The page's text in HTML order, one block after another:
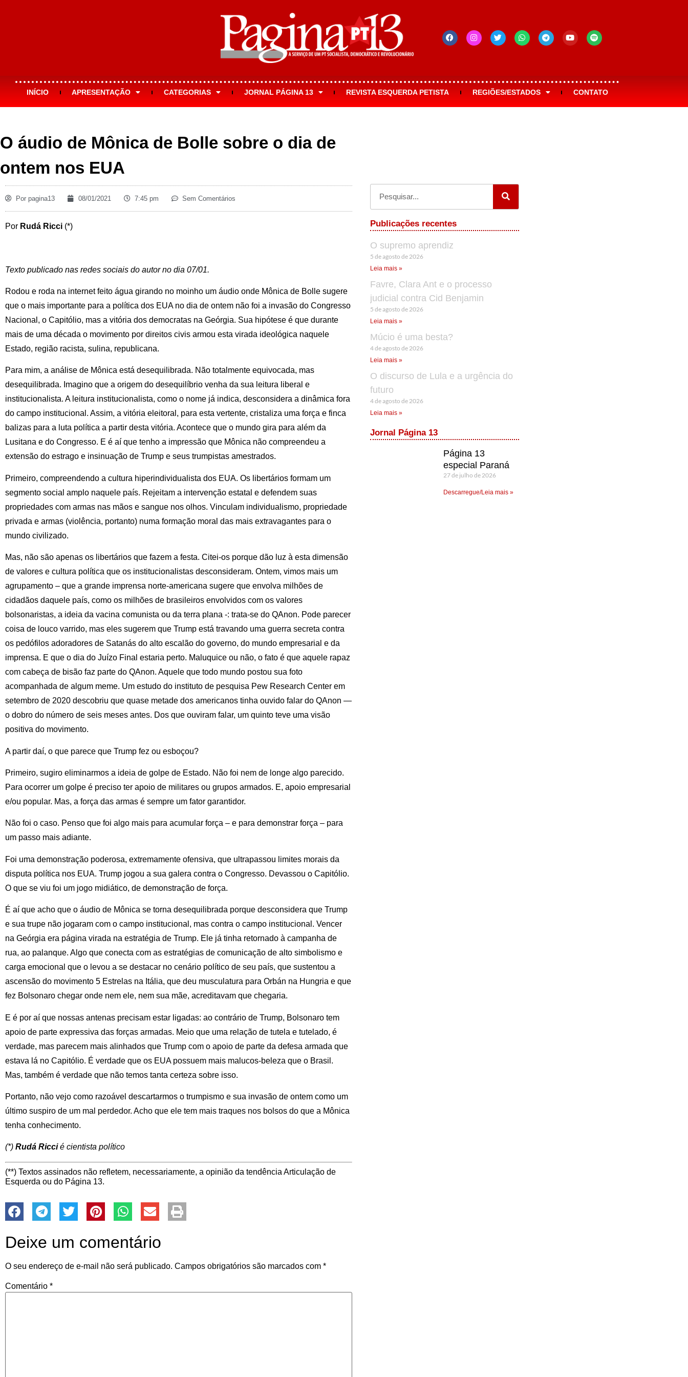
INÍCIO APRESENTAÇÃO CATEGORIAS JORNAL PÁGINA 13 REVISTA ESQUERDA PETISTA REGIÕES/ESTADOS CONTATO
O áudio de Mônica de Bolle sobre o dia de
ontem nos EUA
Por pagina13 08/01/2021 7:45 pm Sem Comentários
Por Rudá Ricci (*)
Texto publicado nas redes sociais do autor no dia 07/01.
Rodou e roda na internet feito água girando no moinho um áudio onde Mônica de Bolle sugere
que o mais importante para a política dos EUA no dia de ontem não foi a invasão do Congresso
Nacional, o Capitólio, mas a vitória dos democratas na Geórgia. Sua hipótese é que durante
mais de uma década o movimento por direitos civis armou esta virada ideológica naquele
Estado, região racista, sulina, republicana.
Para mim, a análise de Mônica está desequilibrada. Não totalmente equivocada, mas
desequilibrada. Imagino que a origem do desequilíbrio venha da sua leitura liberal e
institucionalista. A leitura institucionalista, como o nome já indica, desconsidera a dinâmica fora
do campo institucional. Assim, a vitória eleitoral, para esta vertente, cristaliza uma força e finca
balizas para a luta política a partir desta vitória. Acontece que o mundo gira para além da
Lusitana e do Congresso. E é aí que tenho a impressão que Mônica não compreendeu a
extensão do estrago e insinuação de Trump e seus trumpistas amestrados.
Primeiro, compreendendo a cultura hiperindividualista dos EUA. Os libertários formam um
segmento social amplo naquele país. Rejeitam a intervenção estatal e defendem suas
propriedades com armas nas mãos e sangue nos olhos. Vinculam individualismo, propriedade
privada e armas (violência, portanto) numa formação moral das mais extravagantes para o
mundo civilizado.
Mas, não são apenas os libertários que fazem a festa. Citei-os porque dão luz à esta dimensão
de valores e cultura política que os institucionalistas desconsideram. Ontem, vimos mais um
agrupamento – que a grande imprensa norte-americana sugere que envolva milhões de
cidadãos daquele país, como os milhões de brasileiros envolvidos com os valores
bolsonaristas, a ideia da vacina comunista ou da terra plana -: trata-se do QAnon. Pode parecer
coisa de louco varrido, mas eles sugerem que Trump está travando uma guerra secreta contra
os pedófilos adoradores de Satanás do alto escalão do governo, do mundo empresarial e da
imprensa. E que o dia do Juízo Final estaria perto. Maluquice ou não, o fato é que aquele rapaz
com cabeça de bisão faz parte do QAnon. Aquele que todo mundo postou sua foto
acompanhada de algum meme. Um estudo do instituto de pesquisa Pew Research Center em
setembro de 2020 descobriu que quase metade dos americanos tinha ouvido falar do QAnon —
o dobro do número de seis meses antes. Dos que ouviram falar, um quinto teve uma visão
positiva do movimento.
A partir daí, o que parece que Trump fez ou esboçou?
Primeiro, sugiro eliminarmos a ideia de golpe de Estado. Não foi nem de longe algo parecido.
Para ocorrer um golpe é preciso ter apoio de militares ou grupos armados. E, apoio empresarial
e/ou popular. Mas, a força das armas é sempre um fator garantidor.
Não foi o caso. Penso que foi algo mais para acumular força – e para demonstrar força – para
um passo mais adiante.
Foi uma demonstração poderosa, extremamente ofensiva, que ultrapassou limites morais da
disputa política nos EUA. Trump jogou a sua galera contra o Congresso. Devassou o Capitólio.
O que se viu foi um jogo midiático, de demonstração de força.
É aí que acho que o áudio de Mônica se torna desequilibrada porque desconsidera que Trump
e sua trupe não jogaram com o campo institucional, mas contra o campo institucional. Vencer
na Geórgia era página virada na estratégia de Trump. Ele já tinha retornado à campanha de
rua, ao palanque. Algo que conecta com as estratégias de comunicação de alto simbolismo e
carga emocional que o levou a se destacar no cenário político de seu país, que sustentou a
ascensão do movimento 5 Estrelas na Itália, que deu musculatura para Orbán na Hungria e que
fez Bolsonaro chegar onde nem ele, nem sua mãe, acreditavam que chegaria.
E é por aí que nossas antenas precisam estar ligadas: ao contrário de Trump, Bolsonaro tem
apoio de parte expressiva das forças armadas. Meio que uma relação de tutela e tutelado, é
verdade, mas parecem mais alinhados que Trump com o apoio de parte da defesa armada que
estava lá no Capitólio. É verdade que os EUA possuem mais malucos-beleza que o Brasil.
Mas, também é verdade que não temos tanta certeza sobre isso.
Portanto, não vejo como razoável descartarmos o trumpismo e sua invasão de ontem como um
último suspiro de um mal perdedor. Acho que ele tem mais traques nos bolsos do que a Mônica
tenha conhecimento.
(*) Rudá Riccié cientista político
(**) Textos assinados não refletem, necessariamente, a opinião da tendência Articulação de
Esquerda ou do Página 13.
Deixe um comentário
O seu endereço de e-mail não será publicado. Campos obrigatórios são marcados com *
Comentário *
Publicações recentes
O supremo aprendiz
5 de agosto de 2026
Leia mais »
Favre, Clara Ant e o processo
judicial contra Cid Benjamin
5 de agosto de 2026
Leia mais »
Múcio é uma besta?
4 de agosto de 2026
Leia mais »
O discurso de Lula e a urgência do
futuro
4 de agosto de 2026
Leia mais »
Jornal Página 13
Página 13
especial Paraná
27 de julho de 2026
Descarregue/Leia mais »